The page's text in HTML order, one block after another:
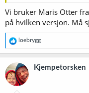
Vi bruker Maris Otter
på hvilken versjon. Må
R
e
a
k
s
j
o
loebrygg
Kjempetorsken